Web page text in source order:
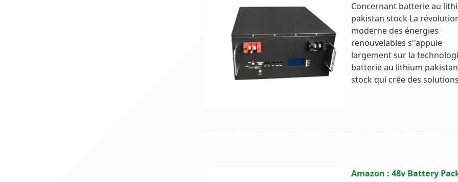
Concernant batterie au
pakistan stock La
moderne des énergies
renouvelables s''appuie
largement sur la
batterie au lithium pakistan
stock qui crée des solutions
Amazon : 48v Battery